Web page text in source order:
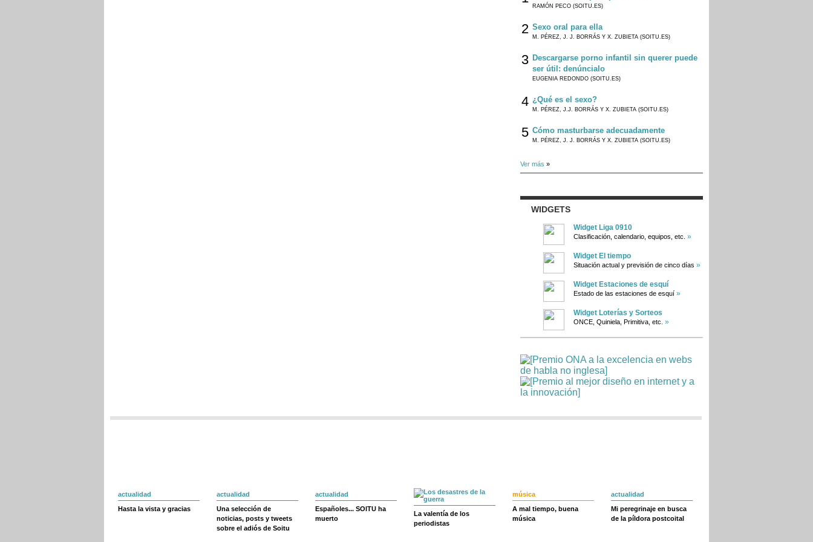
RAMÓN PECO (SOITU.ES)
2 Sexo oral para ella
M. PÉREZ, J. J. BORRÁS Y X. ZUBIETA (SOITU.ES)
3 Descargarse porno infantil sin querer puede
ser útil: denúncialo
EUGENIA REDONDO (SOITU.ES)
4 ¿Qué es el sexo?
M. PÉREZ, J.J. BORRÁS Y X. ZUBIETA (SOITU.ES)
5 Cómo masturbarse adecuadamente
M. PÉREZ, J. J. BORRÁS Y X. ZUBIETA (SOITU.ES)
Ver más »
WIDGETS
Widget Liga 0910
Clasificación, calendario, equipos, etc. »
Widget El tiempo
Situación actual y previsión de cinco días »
Widget Estaciones de esquí
Estado de las estaciones de esquí »
Widget Loterías y Sorteos
ONCE, Quiniela, Primitiva, etc. »
actualidad
Hasta la vista y gracias
actualidad
Una selección de
noticias, posts y tweets
sobre el adiós de Soitu
actualidad
Españoles... SOITU ha
muerto
La valentía de los
periodistas
música
A mal tiempo, buena
música
actualidad
Mi peregrinaje en busca
de la píldora postcoital